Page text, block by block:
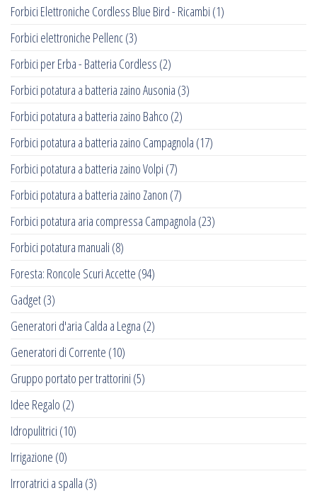
Forbici Elettroniche Cordless Blue Bird - Ricambi (1)
Forbici elettroniche Pellenc(3)
Forbici per Erba - Batteria Cordless (2)
Forbici potatura a batteria zaino Ausonia (3)
Forbici potatura a batteria zaino Bahco (2)
Forbici potatura a batteria zaino Campagnola (17)
Forbici potatura a batteria zaino Volpi (7)
Forbici potatura a batteria zaino Zanon (7)
Forbici potatura aria compressa Campagnola (23)
Forbici potatura manuali (8)
Foresta: Roncole Scuri Accette (94)
Gadget(3)
Generatori d'aria Calda a Legna (2)
Generatori di Corrente (10)
Gruppo portato per trattorini (5)
Idee Regalo (2)
Idropulitrici (10)
Irrigazione (0)
Irroratrici a spalla (3)